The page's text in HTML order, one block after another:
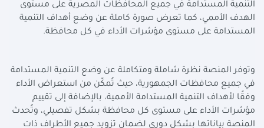
التنمية المستدامة في جميع المحافظات المصرية على مستوى
الهدف الأممي، كما تعرض صورة كاملة عن وضع أهداف التنمية
المستدامة على مستوى مؤشرات الأداء في كل محافظة.
وتوفر المنصة نظرة شاملة ومتكاملة عن وضع التنمية المستدامة
في جميع محافظات الجمهورية، حيث تُمكّن من استعراض الأداء
وفقًا لأهداف التنمية المستدامة الأممية، بالإضافة إلى تقييم
مؤشرات الأداء على مستوى كل محافظة بشكل تفصيلي، وتُحدث
المنصة بياناتها بشكل دوري لضمان تزويد جميع الأطراف ذات